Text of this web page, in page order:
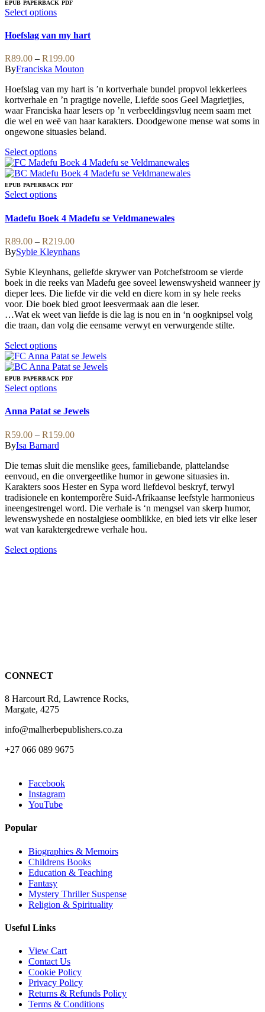
page
variants.
options
may
be
chosen
on
the
product
page
EPUB PAPERBACK PDF
Select optionsThis
has
multiple
variants.
The
options
may
be
chosen
on
the
page
Hoefslag van my hart
R89.00 – R199.00Price
range:
through
R199.00
ByFranciska Mouton
Hoefslag van my hart is ’n kortverhale bundel propvol lekkerlees
kortverhale en ’n pragtige novelle, Liefde soos Geel Magrietjies,
waar Franciska haar lesers op ’n verbeeldingsvlug neem saam met
die wel en weë van haar karakters. Doodgewone mense wat soms in
ongewone situasies beland.
Select optionsThis
product
has
multiple
variants.
options
may
be
chosen
on
the
product
page
EPUB PAPERBACK PDF
Select optionsThis
has
multiple
variants.
The
options
may
be
chosen
on
the
product
page
Madefu Boek 4 Madefu se Veldmanewales
R89.00 – R219.00Price
range:
through
R219.00
BySybie Kleynhans
Sybie Kleynhans, geliefde skrywer van Potchefstroom se vierde
boek in die reeks van Madefu gee soveel lewenswysheid wanneer jy
dieper lees. Die liefde vir die veld en diere kom in sy hele reeks
voor. Die boek bied groot leesvermaak aan die leser.
…Wat ek weet van liefde is die lag is nou en in ‘n oogknipsel volg
die traan, dan volg die eensame verwyt en verwurgende stilte.
Select optionsThis
product
has
multiple
variants.
options
be
chosen
on
the
product
page
EPUB PAPERBACK PDF
Select optionsThis
has
variants.
The
options
may
be
chosen
on
the
product
page
Anna Patat se Jewels
R59.00 – R159.00Price
through
R159.00
ByIsa Barnard
Die temas sluit die menslike gees, familiebande, plattelandse
eenvoud, en die onvergeetlike humor in gewone situasies in.
Karakters soos Hester en Sypa word liefdevol beskryf, terwyl
tradisionele en kontemporêre Suid-Afrikaanse leefstyle harmonieus
ineengestrengel word. Die verhale is ‘n mengsel van skerp humor,
lewenswyshede en nostalgiese oomblikke, en bied iets vir elke leser
wat van karaktergedrewe verhale hou.
Select optionsThis
CONNECT
8 Harcourt Rd, Lawrence Rocks,
Margate, 4275
info@malherbepublishers.co.za
+27 066 089 9675
Facebook
Instagram
YouTube
Popular
Biographies & Memoirs
Childrens Books
Education & Teaching
Fantasy
Mystery Thriller Suspense
Religion & Spirituality
Useful Links
View Cart
Contact Us
Cookie Policy
Privacy Policy
Returns & Refunds Policy
Terms & Conditions